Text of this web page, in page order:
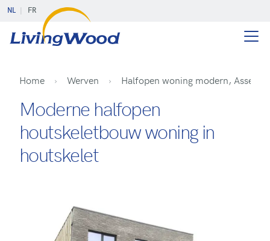
NL FR
Home Werven Halfopen woning modern,
Moderne halfopen
houtskeletbouw woning in
houtskelet